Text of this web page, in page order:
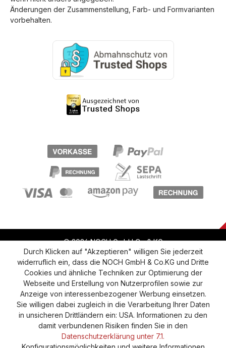
Änderungen der Zusammenstellung, Farb- und Formvarianten
vorbehalten.
© 2026 NOCH GmbH Co & KG
Vertrag widerrufen Widerruf Datenschutz
Versand und Zahlung AGB
Impressum
Cookie-Einstellungen
Barrierefreiheitserklärung
Durch Klicken auf "Akzeptieren" willigen Sie jederzeit
widerruflich ein, dass die NOCH GmbH & Co.KG und Dritte
Cookies und ähnliche Techniken zur Optimierung der
Webseite und Erstellung von Nutzerprofilen sowie zur
Anzeige von interessenbezogener Werbung einsetzen.
Sie willigen dabei zugleich in die Verarbeitung Ihrer Daten
in unsicheren Drittländern ein: USA. Informationen zu den
damit verbundenen Risiken finden Sie in den
Datenschutzerklärung unter 7.1.